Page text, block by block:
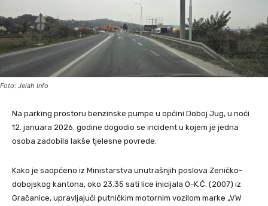
Foto: Jelah Info
Na parking prostoru benzinske pumpe u općini Doboj Jug, u noći
12. januara 2026. godine dogodio se incident u kojem je jedna
osoba zadobila lakše tjelesne povrede.
Kako je saopćeno iz Ministarstva unutrašnjih poslova Zeničko-
dobojskog kantona, oko 23.35 sati lice inicijala O-K.Ć. (2007) iz
Gračanice, upravljajući putničkim motornim vozilom marke „VW